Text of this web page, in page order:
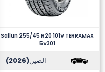
Sailun 255/45 R20 101V TERRAMAX
5V301
الصين(2026)